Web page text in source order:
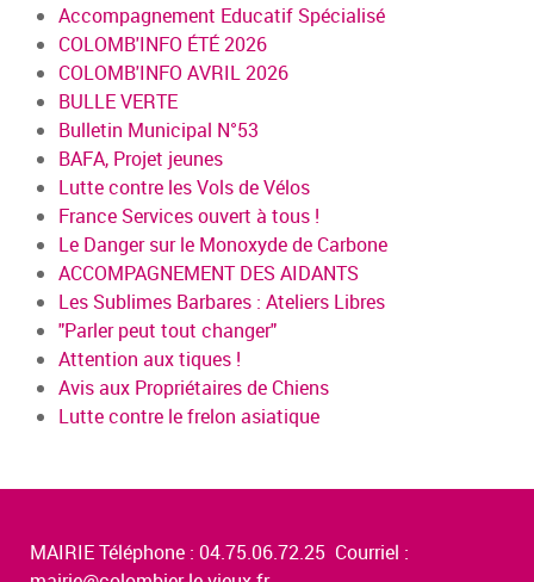
Accompagnement Educatif Spécialisé
COLOMB'INFO ÉTÉ 2026
COLOMB'INFO AVRIL 2026
BULLE VERTE
Bulletin Municipal N°53
BAFA, Projet jeunes
Lutte contre les Vols de Vélos
France Services ouvert à tous !
Le Danger sur le Monoxyde de Carbone
ACCOMPAGNEMENT DES AIDANTS
Les Sublimes Barbares : Ateliers Libres
"Parler peut tout changer"
Attention aux tiques !
Avis aux Propriétaires de Chiens
Lutte contre le frelon asiatique
MAIRIE Téléphone : 04.75.06.72.25 Courriel :